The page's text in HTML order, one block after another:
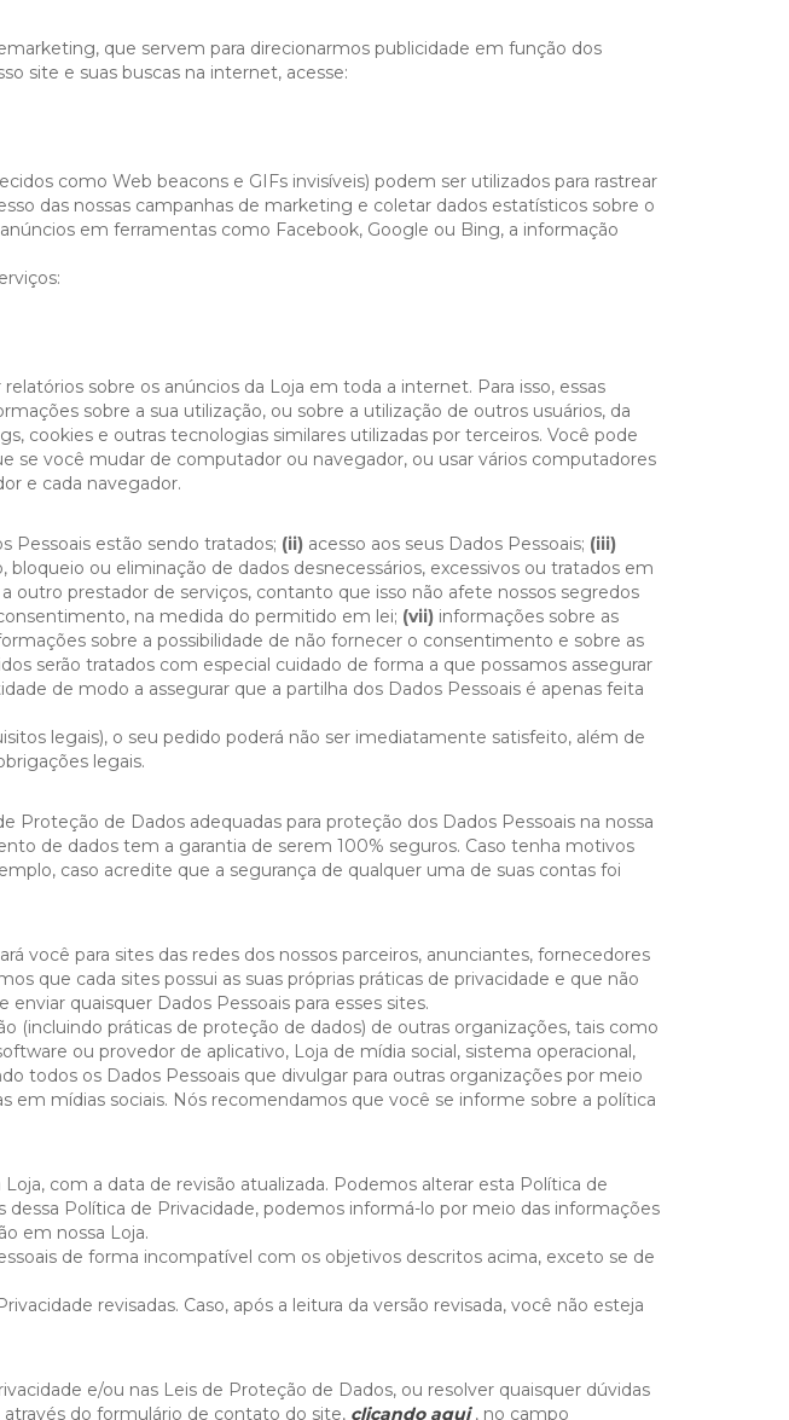
que servem para direcionarmos publicidade em função dos
site e suas buscas na internet, acesse:
como Web beacons e GIFs invisíveis) podem ser utilizados para rastrear
das nossas campanhas de marketing e coletar dados estatísticos sobre o
em ferramentas como Facebook, Google ou Bing, a informação
sobre os anúncios da Loja em toda a internet. Para isso, essas
sobre a sua utilização, ou sobre a utilização de outros usuários, da
cookies e outras tecnologias similares utilizadas por terceiros. Você pode
se você mudar de computador ou navegador, ou usar vários computadores
e cada navegador.
Pessoais estão sendo tratados; (ii) acesso aos seus Dados Pessoais; (iii)
bloqueio ou eliminação de dados desnecessários, excessivos ou tratados em
outro prestador de serviços, contanto que isso não afete nossos segredos
na medida do permitido em lei; (vii) informações sobre as
sobre a possibilidade de não fornecer o consentimento e sobre as
serão tratados com especial cuidado de forma a que possamos assegurar
de modo a assegurar que a partilha dos Dados Pessoais é apenas feita
legais), o seu pedido poderá não ser imediatamente satisfeito, além de
legais.
Proteção de Dados adequadas para proteção dos Dados Pessoais na nossa
de dados tem a garantia de serem 100% seguros. Caso tenha motivos
caso acredite que a segurança de qualquer uma de suas contas foi
você para sites das redes dos nossos parceiros, anunciantes, fornecedores
que cada sites possui as suas próprias práticas de privacidade e que não
quaisquer Dados Pessoais para esses sites.
(incluindo práticas de proteção de dados) de outras organizações, tais como
ou provedor de aplicativo, Loja de mídia social, sistema operacional,
todos os Dados Pessoais que divulgar para outras organizações por meio
em mídias sociais. Nós recomendamos que você se informe sobre a política
com a data de revisão atualizada. Podemos alterar esta Política de
Política de Privacidade, podemos informá-lo por meio das informações
em nossa Loja.
de forma incompatível com os objetivos descritos acima, exceto se de
revisadas. Caso, após a leitura da versão revisada, você não esteja
e/ou nas Leis de Proteção de Dados, ou resolver quaisquer dúvidas
do formulário de contato do site, clicando aqui, no campo